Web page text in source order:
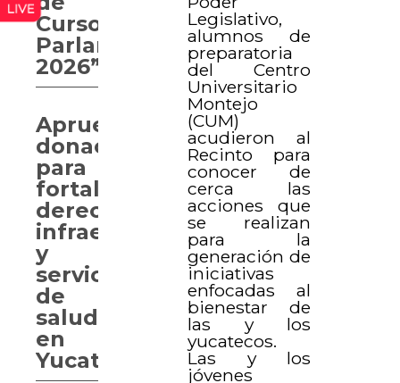
Legislativo,
alumnos de
preparatoria
del Centro
Universitario
Montejo
(CUM)
acudieron al
Recinto para
conocer de
cerca las
acciones que
se realizan
para la
generación de
iniciativas
enfocadas al
bienestar de
las y los
yucatecos.
Las y los
jóvenes
Curso
Parlamentario
2026”
Aprueban
donaciones
para
fortalecer
derechos,
infraestructura
y
servicios
de
salud
en
Yucatán